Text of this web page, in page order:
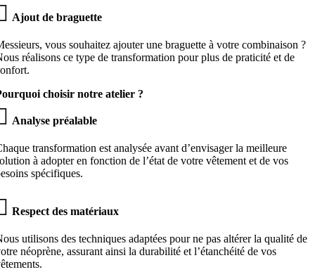
Ajout de braguette
vous souhaitez ajouter une braguette à votre combinaison ?
réalisons ce type de transformation pour plus de praticité et de
choisir notre atelier ?
Analyse préalable
transformation est analysée avant d’envisager la meilleure
à adopter en fonction de l’état de votre vêtement et de vos
spécifiques.
Respect des matériaux
utilisons des techniques adaptées pour ne pas altérer la qualité de
néoprène, assurant ainsi la durabilité et l’étanchéité de vos